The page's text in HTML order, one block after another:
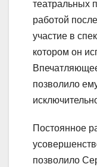
театральных
работой
участие в
котором он
позволило
Постоянное
позволило